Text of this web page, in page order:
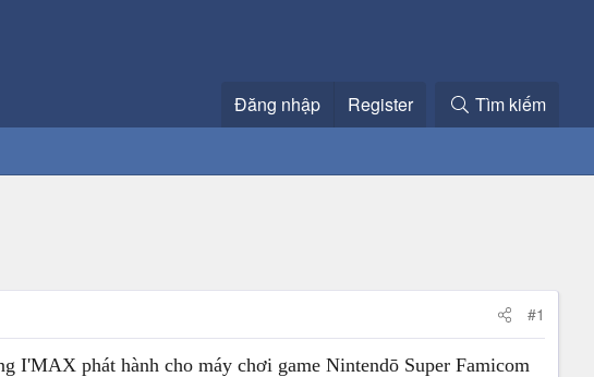
Đăng nhập Register Tìm kiếm
#1
phát hành cho máy chơi game Nintendō Super Famicom